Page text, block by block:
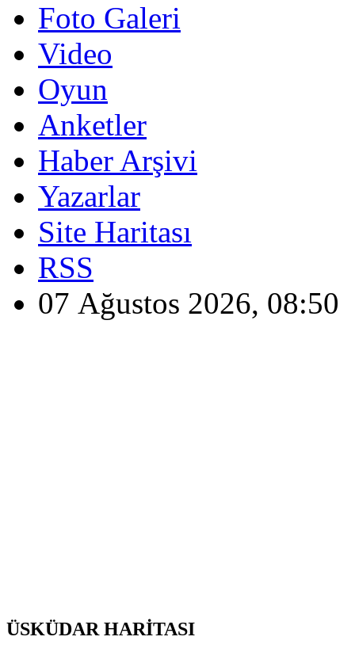
Foto Galeri
Video
Oyun
Anketler
Haber Arşivi
Yazarlar
Site Haritası
RSS
07 Ağustos 2026, 08:50
ÜSKÜDAR HARİTASI